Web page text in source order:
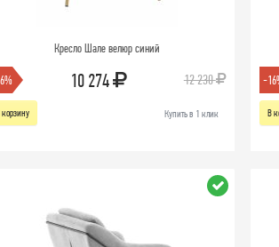
Кресло Шале велюр синий
10 274 12 230
корзину Купить в 1 клик
-
В